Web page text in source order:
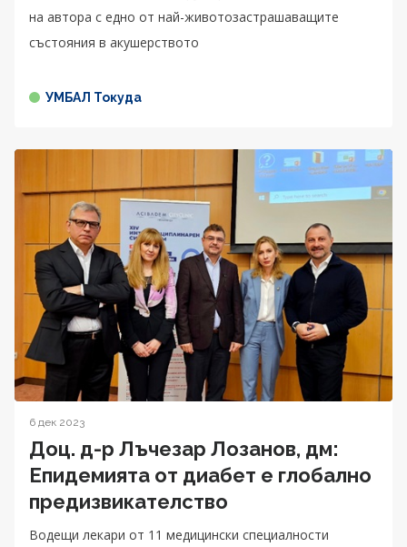
на автора с едно от най-животозастрашаващите
състояния в акушерството
УМБАЛ Токуда
6 дек 2023
Доц. д-р Лъчезар Лозанов, дм:
Eпидемията от диабет е глобално
предизвикателство
Водещи лекари от 11 медицински специалности